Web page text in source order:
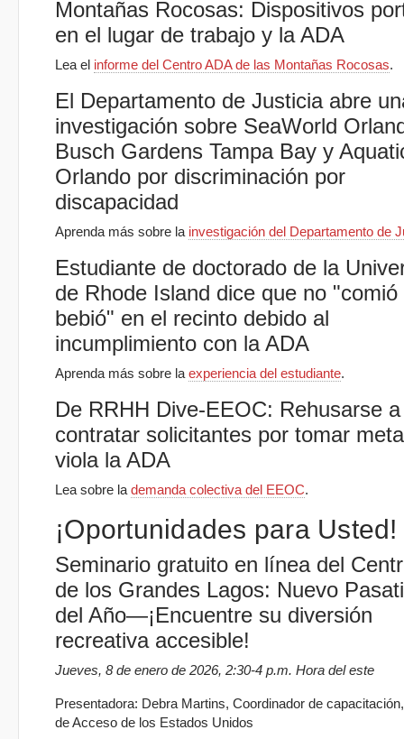
Montañas Rocosas: Dispositivos
en el lugar de trabajo y la ADA
Lea el informe del Centro ADA de las Montañas Rocosas.
El Departamento de Justicia abre
investigación sobre SeaWorld
Busch Gardens Tampa Bay y
Orlando por discriminación por
discapacidad
Aprenda más sobre la investigación del Departamento de
Estudiante de doctorado de la
de Rhode Island dice que no "comió
bebió" en el recinto debido al
incumplimiento con la ADA
Aprenda más sobre la experiencia del estudiante.
De RRHH Dive-EEOC: Rehusarse a
contratar solicitantes por tomar
viola la ADA
Lea sobre la demanda colectiva del EEOC.
¡Oportunidades para Usted!
Seminario gratuito en línea del
de los Grandes Lagos: Nuevo
del Año—¡Encuentre su diversión
recreativa accesible!
Jueves, 8 de enero de 2026, 2:30-4 p.m. Hora del este
Presentadora: Debra Martins, Coordinador de
de Acceso de los Estados Unidos